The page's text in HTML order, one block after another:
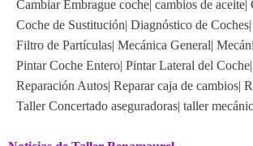
Cambiar Embrague coche cambios de aceite
Coche de Sustitución| Diagnóstico de Coches|
Filtro de Partículas| Mecánica General|
Pintar Coche Entero| Pintar Lateral del Coche|
Reparación Autos| Reparar caja de cambios|
Taller Concertado aseguradoras| taller